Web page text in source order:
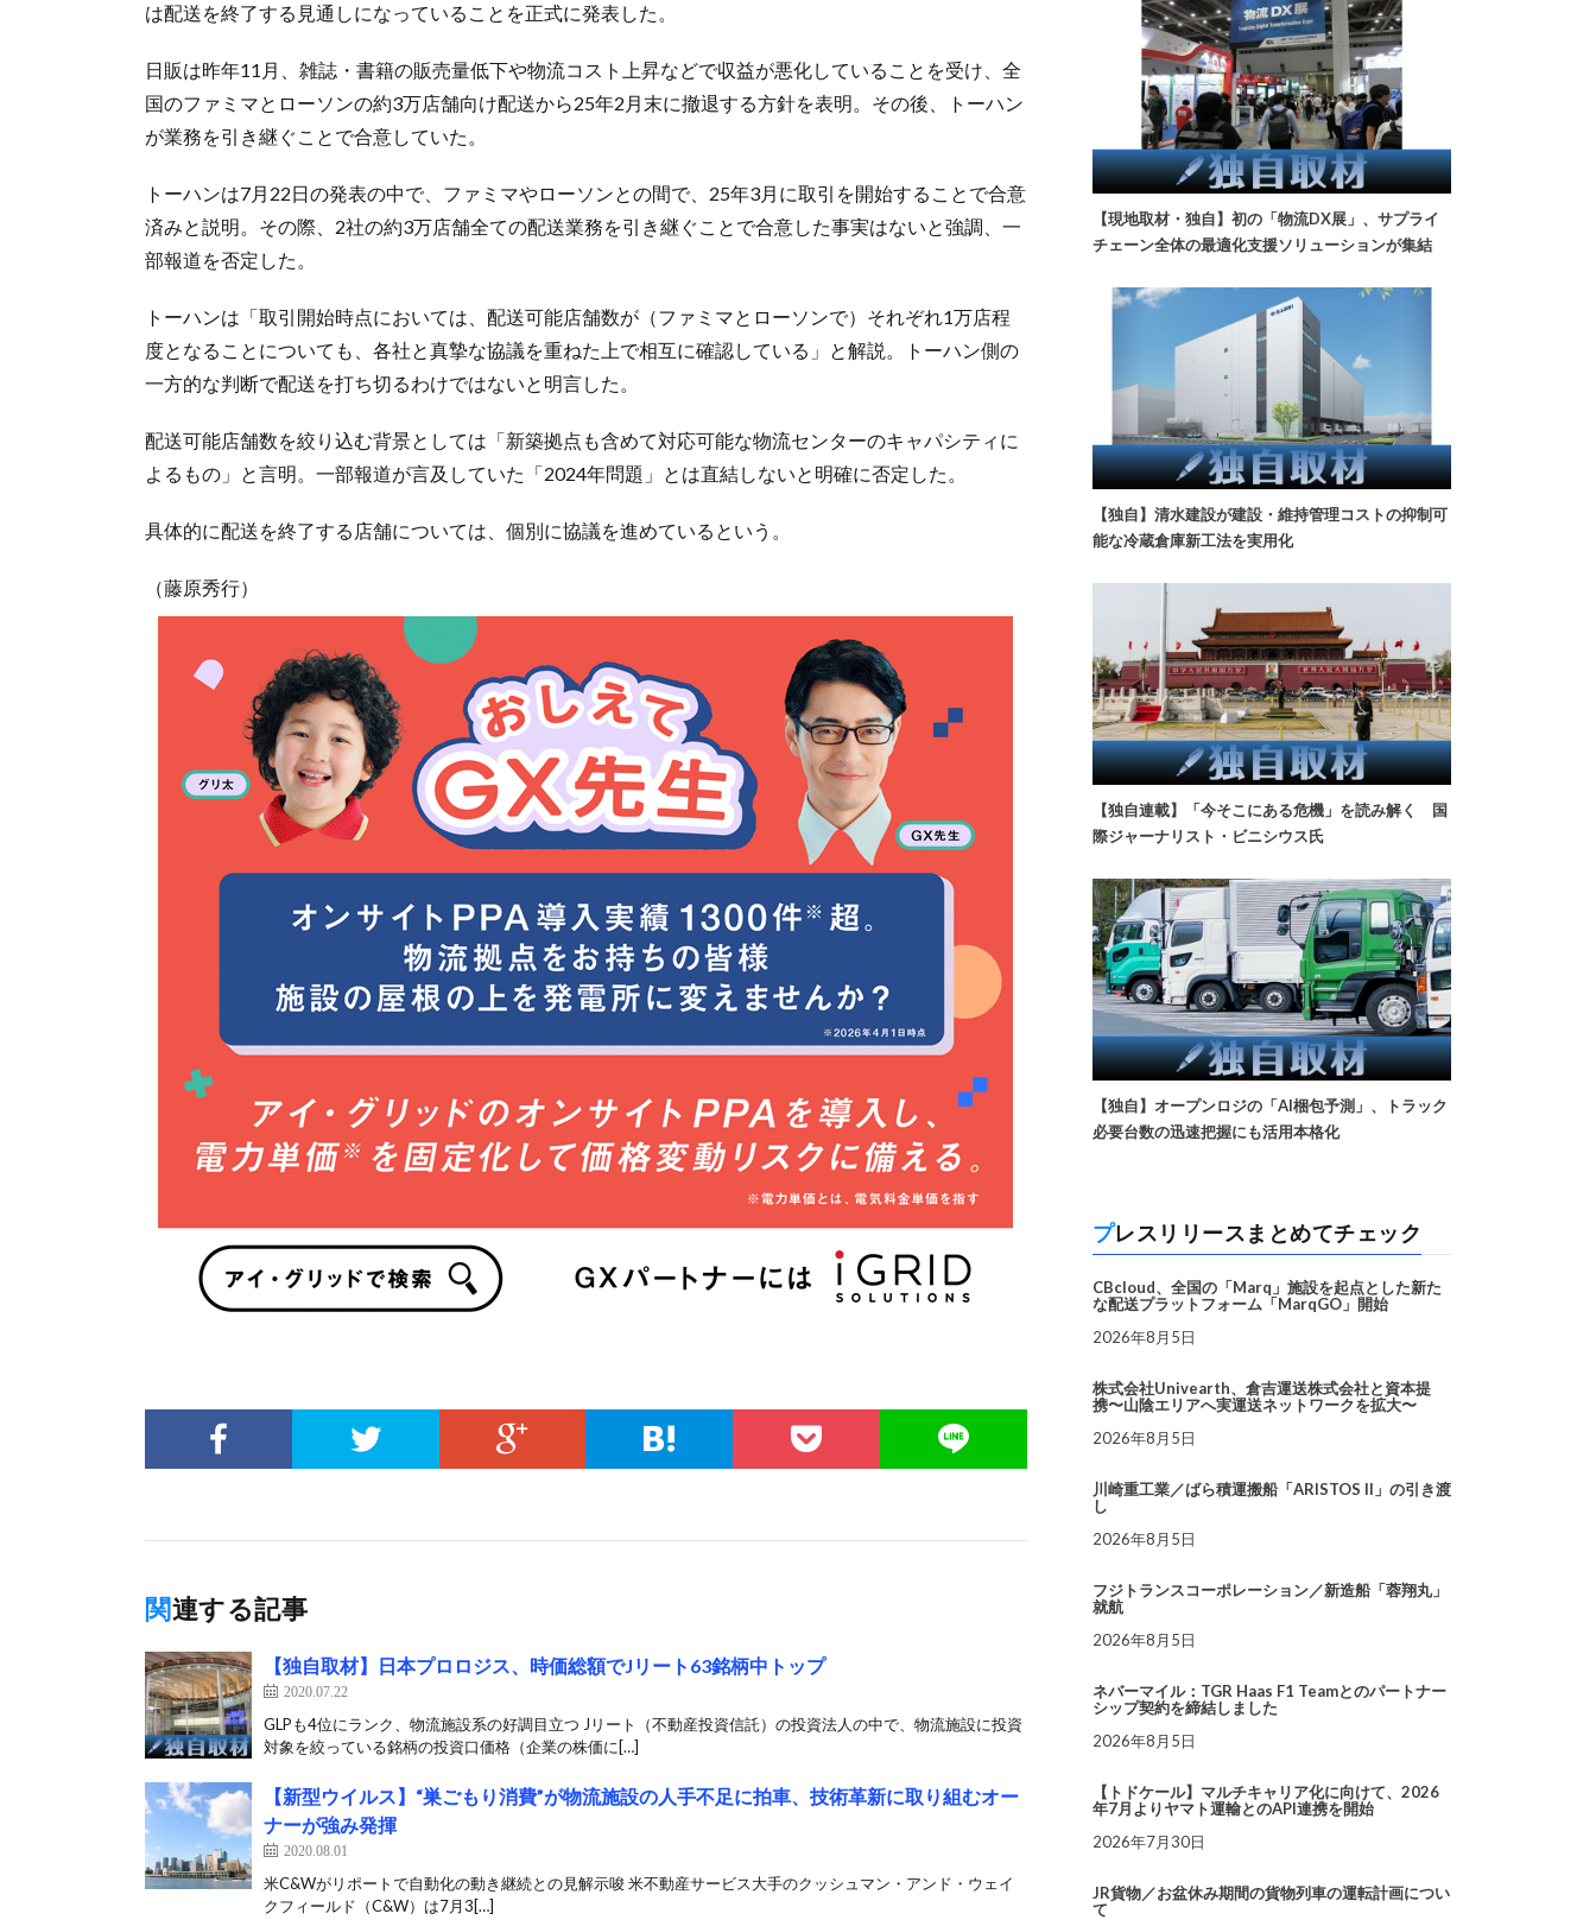
は配送を終了する見通しになっていることを正式に発表した。
日販は昨年11月、雑誌・書籍の販売量低下や物流コスト上昇などで収益が悪化していることを受け、全
国のファミマとローソンの約3万店舗向け配送から25年2月末に撤退する方針を表明。その後、トーハン
が業務を引き継ぐことで合意していた。
トーハンは7月22日の発表の中で、ファミマやローソンとの間で、25年3月に取引を開始することで合意
済みと説明。その際、2社の約3万店舗全ての配送業務を引き継ぐことで合意した事実はないと強調、一
部報道を否定した。
トーハンは「取引開始時点においては、配送可能店舗数が（ファミマとローソンで）それぞれ1万店程
度となることについても、各社と真摯な協議を重ねた上で相互に確認している」と解説。トーハン側の
一方的な判断で配送を打ち切るわけではないと明言した。
配送可能店舗数を絞り込む背景としては「新築拠点も含めて対応可能な物流センターのキャパシティに
よるもの」と言明。一部報道が言及していた「2024年問題」とは直結しないと明確に否定した。
具体的に配送を終了する店舗については、個別に協議を進めているという。
（藤原秀行）
関連する記事
【独自取材】日本プロロジス、時価総額でJリート63銘柄中トップ
2020.07.22
GLPも4位にランク、物流施設系の好調目立つ Jリート（不動産投資信託）の投資法人の中で、物流施設に投資
対象を絞っている銘柄の投資口価格（企業の株価に[…]
【新型ウイルス】“巣ごもり消費”が物流施設の人手不足に拍車、技術革新に取り組むオー
ナーが強み発揮
2020.08.01
米C&Wがリポートで自動化の動き継続との見解示唆 米不動産サービス大手のクッシュマン・アンド・ウェイ
クフィールド（C&W）は7月3[…]
【現地取材・独自】初の「物流DX展」、サプライ
チェーン全体の最適化支援ソリューションが集結
【独自】清水建設が建設・維持管理コストの抑制可
能な冷蔵倉庫新工法を実用化
【独自連載】「今そこにある危機」を読み解く 国
際ジャーナリスト・ビニシウス氏
【独自】オープンロジの「AI梱包予測」、トラック
必要台数の迅速把握にも活用本格化
プレスリリースまとめてチェック
CBcloud、全国の「Marq」施設を起点とした新た
な配送プラットフォーム「MarqGO」開始
2026年8月5日
株式会社Univearth、倉吉運送株式会社と資本提
携〜山陰エリアへ実運送ネットワークを拡大〜
2026年8月5日
川崎重工業／ばら積運搬船「ARISTOS II」の引き渡
し
2026年8月5日
フジトランスコーポレーション／新造船「蓉翔丸」
就航
2026年8月5日
ネバーマイル：TGR Haas F1 Teamとのパートナー
シップ契約を締結しました
2026年8月5日
【トドケール】マルチキャリア化に向けて、2026
年7月よりヤマト運輸とのAPI連携を開始
2026年7月30日
JR貨物／お盆休み期間の貨物列車の運転計画につい
て